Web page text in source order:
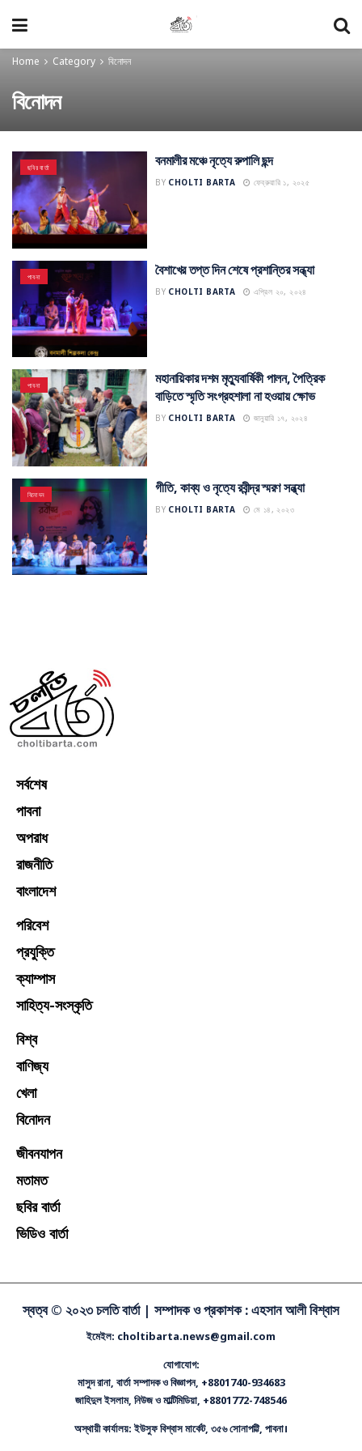
Home Category বিনোদন
বিনোদন
ছবির বার্তা বনমালীর মঞ্চে নৃত্যে রুপালি ছন্দ
BY CHOLTI BARTA ফেব্রুয়ারি ১, ২০২৫
পাবনা বৈশাখের তপ্ত দিন শেষে প্রশান্তির সন্ধ্যা
BY CHOLTI BARTA এপ্রিল ২০, ২০২৪
পাবনা
মহানায়িকার দশম মৃত্যুবার্ষিকী পালন, পৈত্রিক
বাড়িতে স্মৃতি সংগ্রহশালা না হওয়ায় ক্ষোভ
BY CHOLTI BARTA জানুয়ারি ১৭, ২০২৪
বিনোদন গীতি, কাব্য ও নৃত্যে রবীন্দ্র স্মরণ সন্ধ্যা
BY CHOLTI BARTA মে ১৪, ২০২৩
সর্বশেষ
পাবনা
অপরাধ
রাজনীতি
বাংলাদেশ
পরিবেশ
প্রযুক্তি
ক্যাম্পাস
সাহিত্য-সংস্কৃতি
বিশ্ব
বাণিজ্য
খেলা
বিনোদন
জীবনযাপন
মতামত
ছবির বার্তা
ভিডিও বার্তা
স্বত্ব © ২০২৩ চলতি বার্তা | সম্পাদক ও প্রকাশক : এহসান আলী বিশ্বাস
ইমেইল: choltibarta.news@gmail.com
যোগাযোগ:
মাসুদ রানা, বার্তা সম্পাদক ও বিজ্ঞাপন, +8801740-934683
জাহিদুল ইসলাম, নিউজ ও মাল্টিমিডিয়া, +8801772-748546
অস্থায়ী কার্যালয়: ইউসুফ বিশ্বাস মার্কেট, ৩৫৬ সোনাপট্টি, পাবনা।